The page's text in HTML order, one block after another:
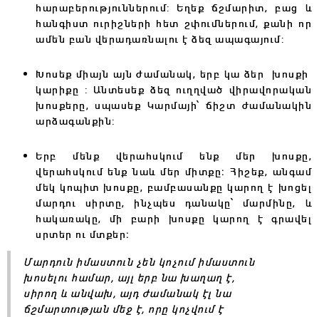
հարաբերություններում: Եղեք ճշմարիտ, բաց և
հանգիստ ուրիշների հետ շփումներում, քանի որ
ամեն բան վերադառնալու է ձեզ ապագայում:
Խոսեք միայն այն ժամանակ, երբ կա ձեր խոսքի
կարիքը : Անտեսեք ձեզ ուղղված վիրավորական
խոսքերը, սպասեք Կարմայի՝ ճիշտ ժամանակին
արձագանքին:
Երբ մենք վերահսկում ենք մեր խոսքը,
վերահսկում ենք նաև մեր միտքը։ Հիշեք, անգամ
մեկ կոպիտ խոսքը, բամբասանքը կարող է խոցել
մարդու սիրտը, ինչպես դանակը՝ մարմինը, և
հակառակը, մի բարի խոսքը կարող է գրավել
սրտեր ու մտքեր։
Մարդուն իմաստուն չեն կոչում իմաստուն
խոսելու համար, այլ երբ նա խաղաղ է,
սիրող և անվախ, այդ ժամանակ էլ նա
ճշմարտության մեջ է, որը կոչվում է